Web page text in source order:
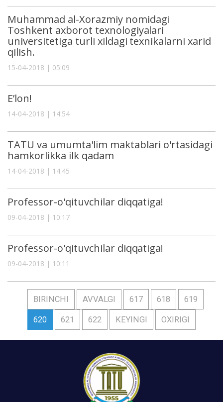
Muhammad al-Xorazmiy nomidagi
Toshkent axborot texnologiyalari
universitetiga turli xildagi texnikalarni xarid
qilish.
15-04-2018 | 05:09
E’lon!
14-04-2018 | 14:54
TATU va umumta'lim maktablari o'rtasidagi
hamkorlikka ilk qadam
14-04-2018 | 14:45
Professor-o'qituvchilar diqqatiga!
09-04-2018 | 10:17
Professor-o'qituvchilar diqqatiga!
09-04-2018 | 10:11
BIRINCHI AVVALGI 617 618 619
620 621 622 KEYINGI OXIRIGI